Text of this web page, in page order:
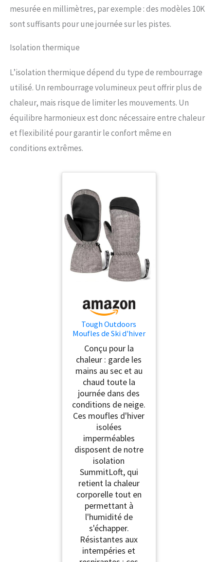
mesurée en millimètres, par exemple : des modèles 10K
sont suffisants pour une journée sur les pistes.
Isolation thermique
L’isolation thermique dépend du type de rembourrage
utilisé. Un rembourrage volumineux peut offrir plus de
chaleur, mais risque de limiter les mouvements. Un
équilibre harmonieux est donc nécessaire entre chaleur
et flexibilité pour garantir le confort même en
conditions extrêmes.
Tough Outdoors
Moufles de Ski d'hiver
pour Femmes et
Hommes – Mitaines de
Neige par Temps Froid
– Gants de Snowboard
imperméables et
isolés Chauds
Conçu pour la
chaleur : garde les
mains au sec et au
chaud toute la
journée dans des
conditions de neige.
Ces moufles d'hiver
isolées
imperméables
disposent de notre
isolation
SummitLoft, qui
retient la chaleur
corporelle tout en
permettant à
l'humidité de
s'échapper.
Résistantes aux
intempéries et